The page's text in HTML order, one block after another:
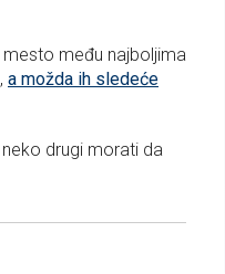
među najboljima
a možda ih sledeće
drugi morati da